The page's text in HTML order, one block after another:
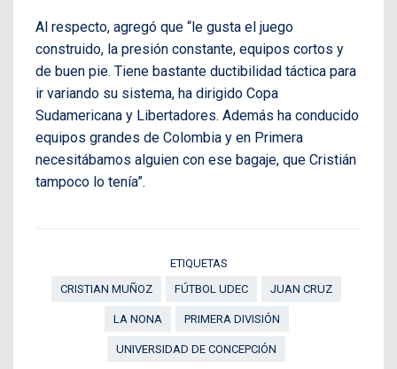
Al respecto, agregó que “le gusta el juego
construido, la presión constante, equipos cortos y
de buen pie. Tiene bastante ductibilidad táctica para
ir variando su sistema, ha dirigido Copa
Sudamericana y Libertadores. Además ha conducido
equipos grandes de Colombia y en Primera
necesitábamos alguien con ese bagaje, que Cristián
tampoco lo tenía”.
ETIQUETAS
CRISTIAN MUÑOZ
FÚTBOL UDEC JUAN CRUZ
LA NONA PRIMERA DIVISIÓN
UNIVERSIDAD DE CONCEPCIÓN